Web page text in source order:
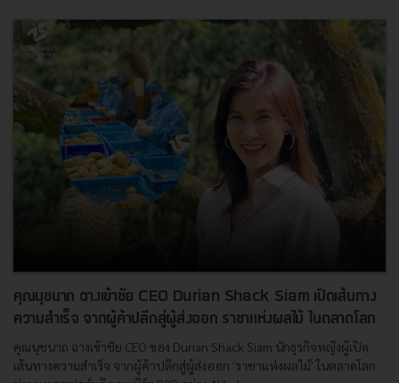
คุณนุชนาถ ฉางเข้าชัย CEO Durian Shack Siam เปิดเส้นทาง
ความสำเร็จ จากผู้ค้าปลีกสู่ผู้ส่งออก ราชาแห่งผลไม้ ในตลาดโลก
คุณนุชนาถ ฉางเข้าชัย CEO ของ Durian Shack Siam นักธุรกิจหญิงผู้เปิด
เส้นทางความสำเร็จ จากผู้ค้าปลีกสู่ผู้ส่งออก 'ราชาแห่งผลไม้' ในตลาดโลก